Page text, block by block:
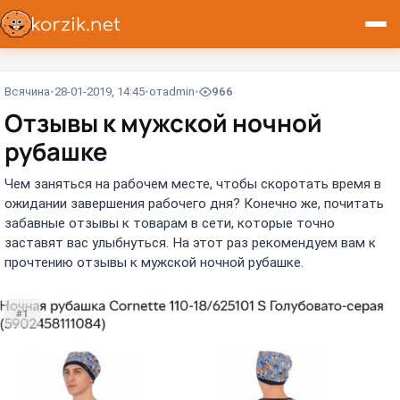
Всячина 28-01-2019, 14:45 отadmin 966
Отзывы к мужской ночной
рубашке
Чем заняться на рабочем месте, чтобы скоротать время в
ожидании завершения рабочего дня? Конечно же, почитать
забавные отзывы к товарам в сети, которые точно
заставят вас улыбнуться. На этот раз рекомендуем вам к
прочтению отзывы к мужской ночной рубашке.
#1